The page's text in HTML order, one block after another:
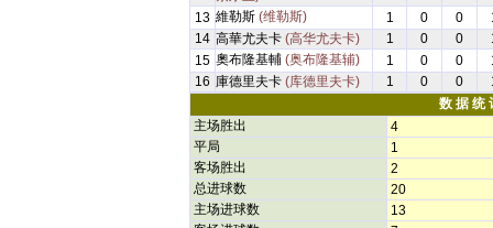
13 維勒斯 (维勒斯) 1 0 0
14 高華尤夫卡 (高华尤夫卡) 1 0 0
15 奧布隆基輔 (奥布隆基辅) 1 0 0
16 庫德里夫卡 (库德里夫卡) 1 0 0
数 据 统
主场胜出
4
平局
1
客场胜出
2
总进球数
20
主场进球数
13